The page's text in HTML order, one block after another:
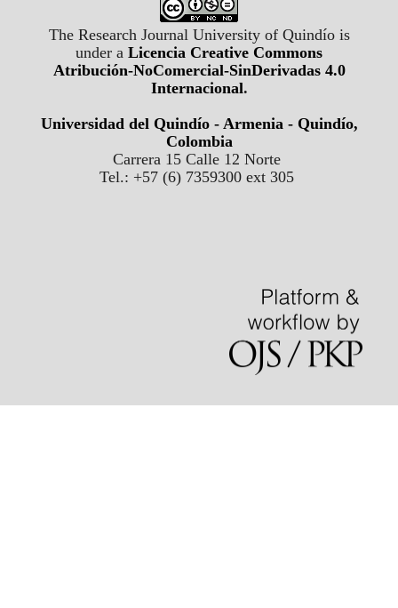
The Research Journal University of Quindío is
under a Licencia Creative Commons
Atribución-NoComercial-SinDerivadas 4.0
Internacional.
Universidad del Quindío - Armenia - Quindío,
Colombia
Carrera 15 Calle 12 Norte
Tel.: +57 (6) 7359300 ext 305